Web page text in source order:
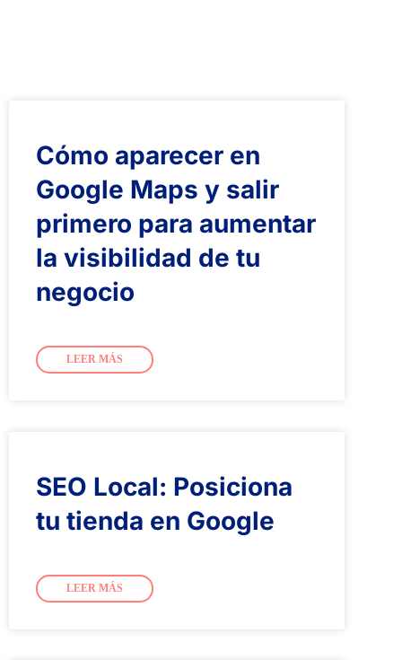
Cómo aparecer en
Google Maps y salir
primero para aumentar
la visibilidad de tu
negocio
LEER MÁS
SEO Local: Posiciona
tu tienda en Google
LEER MÁS